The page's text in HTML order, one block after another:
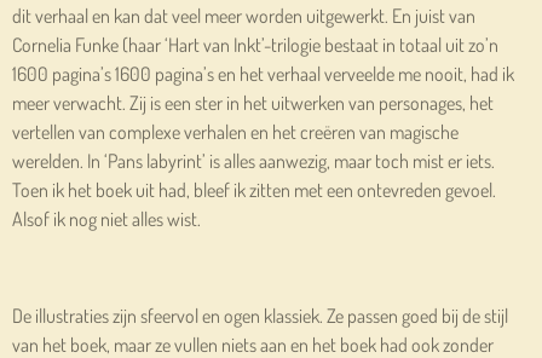
dit verhaal en kan dat veel meer worden uitgewerkt. En juist van
Cornelia Funke (haar ‘Hart van Inkt’-trilogie bestaat in totaal uit zo’n
1600 pagina’s 1600 pagina’s en het verhaal verveelde me nooit, had ik
meer verwacht. Zij is een ster in het uitwerken van personages, het
vertellen van complexe verhalen en het creëren van magische
werelden. In ‘Pans labyrint’ is alles aanwezig, maar toch mist er iets.
Toen ik het boek uit had, bleef ik zitten met een ontevreden gevoel.
Alsof ik nog niet alles wist.
De illustraties zijn sfeervol en ogen klassiek. Ze passen goed bij de stijl
van het boek, maar ze vullen niets aan en het boek had ook zonder